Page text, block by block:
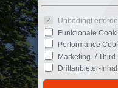
Unbedingt
Funktionale
Performance
Marketing- /
Drittanbieter-